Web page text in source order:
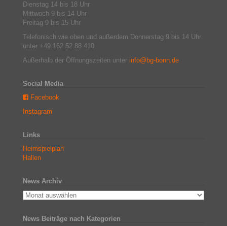
Dienstag 14 bis 18 Uhr
Mittwoch 9 bis 14 Uhr
Freitag 9 bis 15 Uhr
Telefonisch wie oben und außerdem Donnerstag 9 bis 14 Uhr
unter +49 162 52 88 410
Außerhalb der Öffnungszeiten unter info@bg-bonn.de
Social Media
Facebook
Instagram
Links
Heimspielplan
Hallen
News Archiv
News Beiträge nach Kategorien